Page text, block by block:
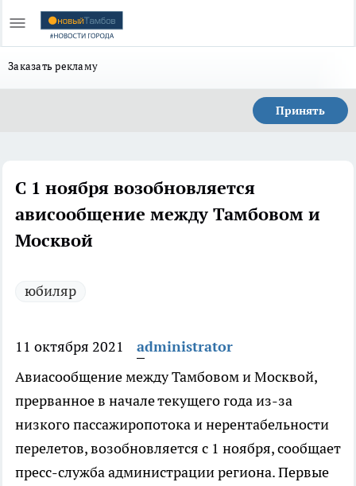
Заказать рекламу
Принять
С 1 ноября возобновляется
ависообщение между Тамбовом и
Москвой
юбиляр
11 октября 2021
administrator
Авиасообщение между Тамбовом и Москвой,
прерванное в начале текущего года из-за
низкого пассажиропотока и нерентабельности
перелетов, возобновляется с 1 ноября, сообщает
пресс-служба администрации региона. Первые